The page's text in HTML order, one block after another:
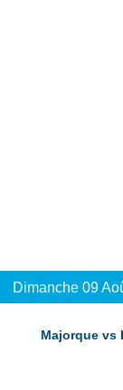
Dimanche 09
Majorque vs